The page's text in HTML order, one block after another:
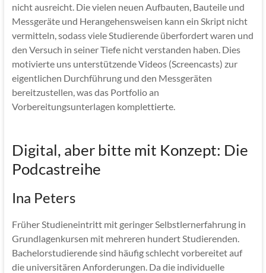
nicht ausreicht. Die vielen neuen Aufbauten, Bauteile und
Messgeräte und Herangehensweisen kann ein Skript nicht
vermitteln, sodass viele Studierende überfordert waren und
den Versuch in seiner Tiefe nicht verstanden haben. Dies
motivierte uns unterstützende Videos (Screencasts) zur
eigentlichen Durchführung und den Messgeräten
bereitzustellen, was das Portfolio an
Vorbereitungsunterlagen komplettierte.
Digital, aber bitte mit Konzept: Die
Podcastreihe
Ina Peters
Früher Studieneintritt mit geringer Selbstlernerfahrung in
Grundlagenkursen mit mehreren hundert Studierenden.
Bachelorstudierende sind häufig schlecht vorbereitet auf
die universitären Anforderungen. Da die individuelle